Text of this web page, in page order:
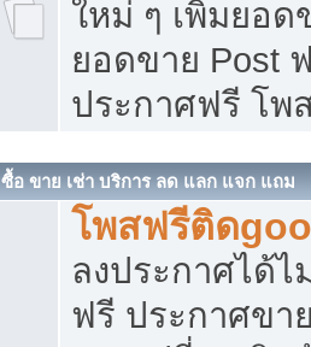
ใหม่ ๆ เพิ่มยอด
ยอดขาย Post
ประกาศฟรี โพ
ซื้อ ขาย เช่า บริการ ลด แลก แจก แถม
โพสฟรีติด
ลงประกาศได้
ฟรี ประกาศข